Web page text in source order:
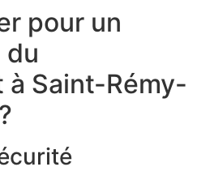
pour un
du
à Saint-Rémy-